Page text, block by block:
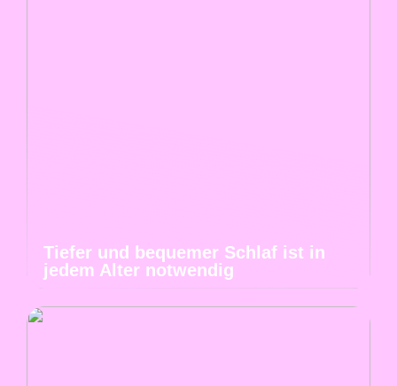
Tiefer und bequemer Schlaf ist in
jedem Alter notwendig